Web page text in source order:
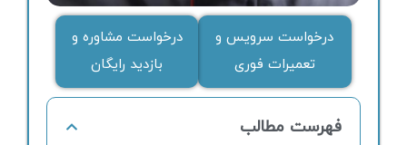
درخواست سرویس و
تعمیرات فوری
درخواست مشاوره و
بازدید رایگان
فهرست مطالب